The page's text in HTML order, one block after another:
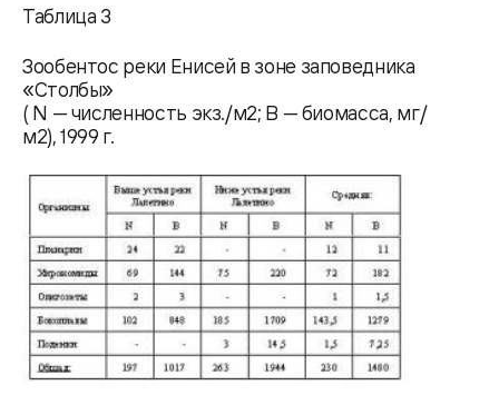
Таблица 3
Зообентос реки Енисей в зоне заповедника
«Столбы»
( N — численность экз./м2; B — биомасса, мг/
м2), 1999 г.